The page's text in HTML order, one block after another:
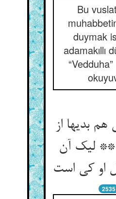
Bu
duymak
adamakıllı
هم بدیها از
لیک آن
او کی است‏
2535